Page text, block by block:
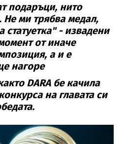
подаръци, нито
Не ми трябва медал,
- извадени
от иначе
а и е
нагоре
DARA бе качила
на главата си